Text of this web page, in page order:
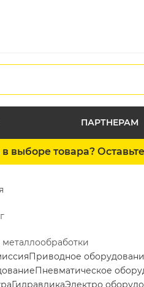
ПАРТНЕРАМ
выборе товара?
металлообработки
Приводное
Пневматическое
ГидравликаЭлектро